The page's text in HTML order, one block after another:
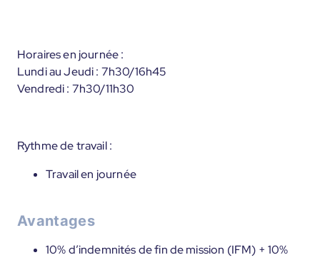
Horaires en journée :
Lundi au Jeudi : 7h30/16h45
Vendredi : 7h30/11h30
Rythme de travail :
Travail en journée
Avantages
10% d’indemnités de fin de mission (IFM) + 10%